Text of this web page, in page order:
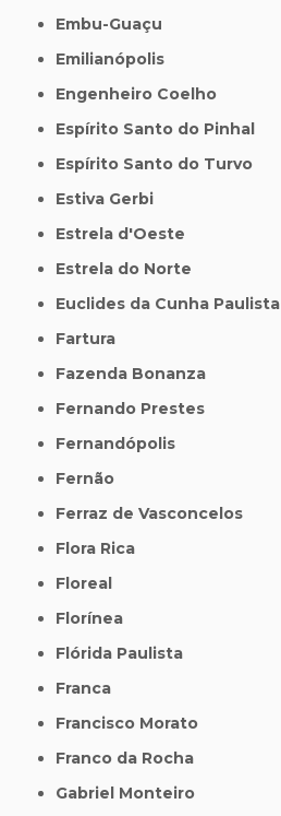
Embu-Guaçu
Emilianópolis
Engenheiro Coelho
Espírito Santo do Pinhal
Espírito Santo do Turvo
Estiva Gerbi
Estrela d'Oeste
Estrela do Norte
Euclides da Cunha Paulista
Fartura
Fazenda Bonanza
Fernando Prestes
Fernandópolis
Fernão
Ferraz de Vasconcelos
Flora Rica
Floreal
Florínea
Flórida Paulista
Franca
Francisco Morato
Franco da Rocha
Gabriel Monteiro